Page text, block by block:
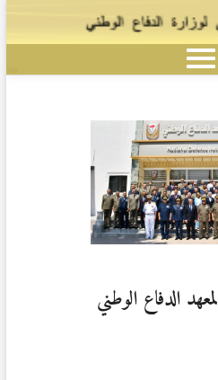
إختتام الدورة الوطنية 43 لمعهد الدفاع الوطني